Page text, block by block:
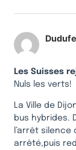
Dudufe
Les Suisses
Nuls les verts!
La Ville de
bus hybrides.
l’arrêt
arrêté,puis